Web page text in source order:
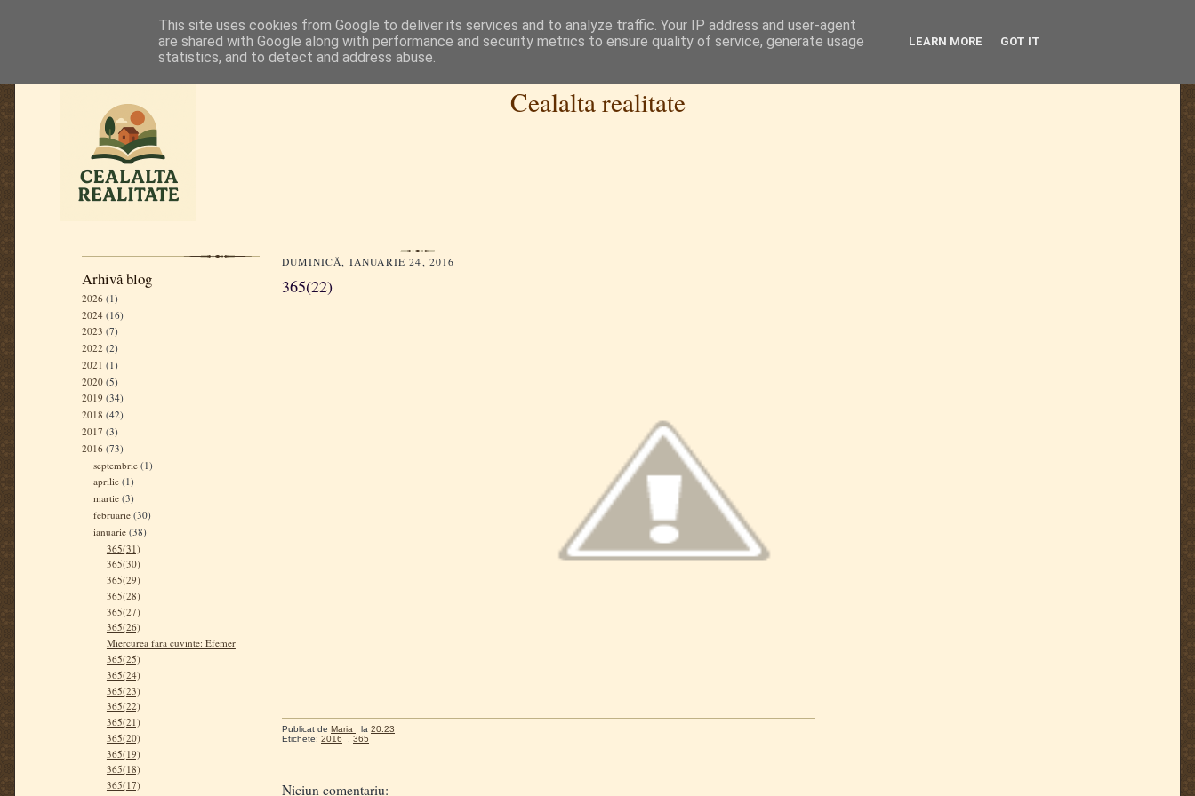
Cealalta realitate
Arhivă blog
2026 (1)
2024 (16)
2023 (7)
2022 (2)
2021 (1)
2020 (5)
2019 (34)
2018 (42)
2017 (3)
2016 (73)
septembrie (1)
aprilie (1)
martie (3)
februarie (30)
ianuarie (38)
365(31)
365(30)
365(29)
365(28)
365(27)
365(26)
Miercurea fara cuvinte: Efemer
365(25)
365(24)
365(23)
365(22)
365(21)
365(20)
365(19)
365(18)
365(17)
DUMINICĂ, IANUARIE 24, 2016
365(22)
Publicat de Maria la 20:23
Etichete: 2016 , 365
Niciun comentariu:
This site uses cookies from Google to deliver its services and to analyze traffic. Your IP address and user-agent
are shared with Google along with performance and security metrics to ensure quality of service, generate usage
statistics, and to detect and address abuse.
LEARN MORE GOT IT